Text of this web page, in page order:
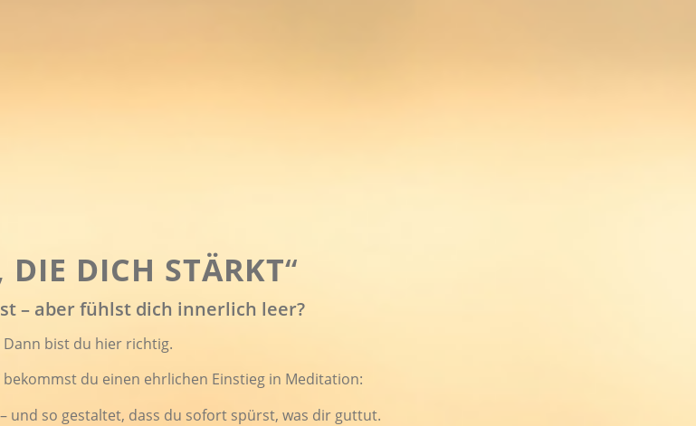
DIE DICH STÄRKT“
– aber fühlst dich innerlich leer?
Dann bist du hier richtig.
bekommst du einen ehrlichen Einstieg in Meditation:
und so gestaltet, dass du sofort spürst, was dir guttut.